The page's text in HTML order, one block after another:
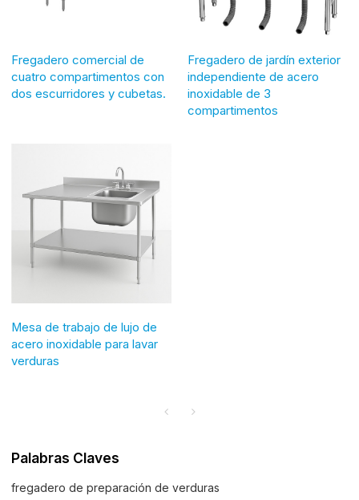
Fregadero comercial de
cuatro compartimentos con
dos escurridores y cubetas.
Fregadero de jardín exterior
independiente de acero
inoxidable de 3
compartimentos
Mesa de trabajo de lujo de
acero inoxidable para lavar
verduras
Palabras Claves
fregadero de preparación de verduras